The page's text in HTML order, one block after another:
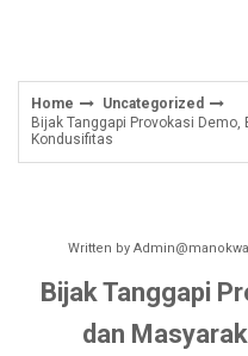
Home
Uncategorized
Bijak Tanggapi Provokasi
Kondusifitas
Written by
Bijak Tanggapi
dan